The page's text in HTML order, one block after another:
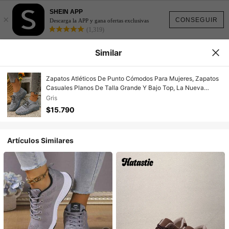
CONSEGUIR
×
SHEIN APP
Descarga la APP y gana ofertas exclusivas
(1,319)
Similar
Zapatos Atléticos De Punto Cómodos Para Mujeres, Zapatos
Casuales Planos De Talla Grande Y Bajo Top, La Nueva
Llegada De Otoño 2023
Gris
$15.790
Artículos Similares